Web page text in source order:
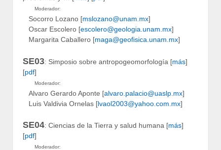
Moderador:
Socorro Lozano [mslozano@unam.mx]
Oscar Escolero [escolero@geologia.unam.mx]
Margarita Caballero [maga@geofisica.unam.mx]
SE03: Simposio sobre antropogeomorfología [más]
[pdf]
Moderador:
Alvaro Gerardo Aponte [alvaro.palacio@uaslp.mx]
Luis Valdivia Ornelas [lvaol2003@yahoo.com.mx]
SE04: Ciencias de la Tierra y salud humana [más]
[pdf]
Moderador: